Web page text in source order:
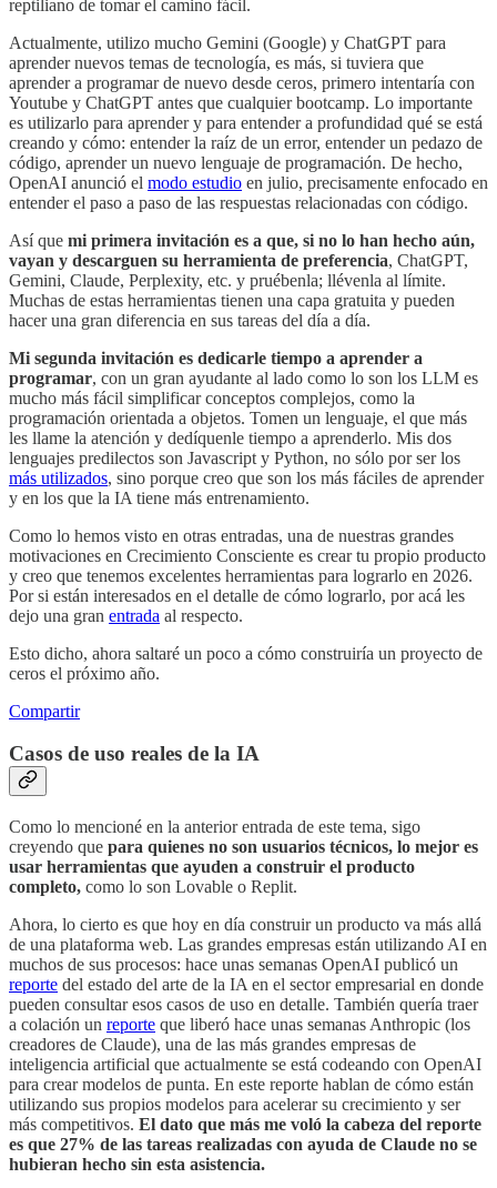
reptiliano de tomar el camino fácil.
Actualmente, utilizo mucho Gemini (Google) y ChatGPT para
aprender nuevos temas de tecnología, es más, si tuviera que
aprender a programar de nuevo desde ceros, primero intentaría con
Youtube y ChatGPT antes que cualquier bootcamp. Lo importante
es utilizarlo para aprender y para entender a profundidad qué se está
creando y cómo: entender la raíz de un error, entender un pedazo de
código, aprender un nuevo lenguaje de programación. De hecho,
OpenAI anunció el modo estudio en julio, precisamente enfocado en
entender el paso a paso de las respuestas relacionadas con código.
Así que mi primera invitación es a que, si no lo han hecho aún,
vayan y descarguen su herramienta de preferencia, ChatGPT,
Gemini, Claude, Perplexity, etc. y pruébenla; llévenla al límite.
Muchas de estas herramientas tienen una capa gratuita y pueden
hacer una gran diferencia en sus tareas del día a día.
Mi segunda invitación es dedicarle tiempo a aprender a
programar, con un gran ayudante al lado como lo son los LLM es
mucho más fácil simplificar conceptos complejos, como la
programación orientada a objetos. Tomen un lenguaje, el que más
les llame la atención y dedíquenle tiempo a aprenderlo. Mis dos
lenguajes predilectos son Javascript y Python, no sólo por ser los
más utilizados, sino porque creo que son los más fáciles de aprender
y en los que la IA tiene más entrenamiento.
Como lo hemos visto en otras entradas, una de nuestras grandes
motivaciones en Crecimiento Consciente es crear tu propio producto
y creo que tenemos excelentes herramientas para lograrlo en 2026.
Por si están interesados en el detalle de cómo lograrlo, por acá les
dejo una gran entrada al respecto.
Esto dicho, ahora saltaré un poco a cómo construiría un proyecto de
ceros el próximo año.
Compartir
Casos de uso reales de la IA
Como lo mencioné en la anterior entrada de este tema, sigo
creyendo que para quienes no son usuarios técnicos, lo mejor es
usar herramientas que ayuden a construir el producto
completo, como lo son Lovable o Replit.
Ahora, lo cierto es que hoy en día construir un producto va más allá
de una plataforma web. Las grandes empresas están utilizando AI en
muchos de sus procesos: hace unas semanas OpenAI publicó un
reporte del estado del arte de la IA en el sector empresarial en donde
pueden consultar esos casos de uso en detalle. También quería traer
a colación un reporte que liberó hace unas semanas Anthropic (los
creadores de Claude), una de las más grandes empresas de
inteligencia artificial que actualmente se está codeando con OpenAI
para crear modelos de punta. En este reporte hablan de cómo están
utilizando sus propios modelos para acelerar su crecimiento y ser
más competitivos. El dato que más me voló la cabeza del reporte
es que 27% de las tareas realizadas con ayuda de Claude no se
hubieran hecho sin esta asistencia.